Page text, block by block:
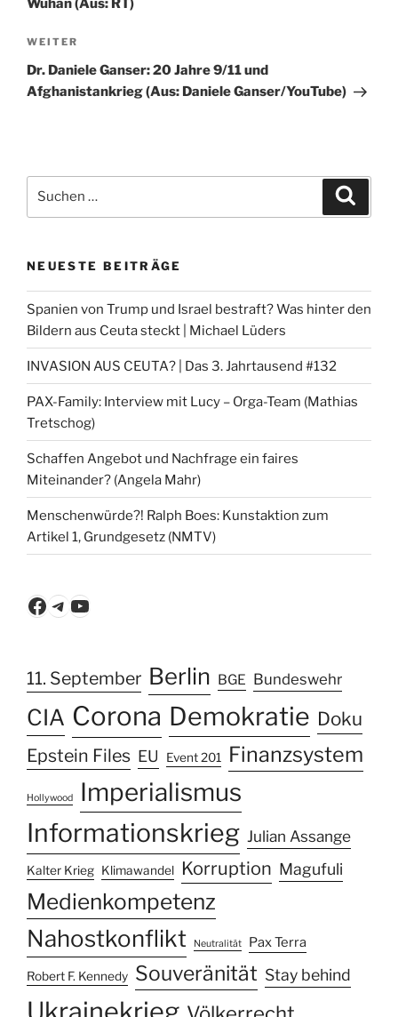
Wuhan (Aus: RT)
Nächster
Beitrag
WEITER
Dr. Daniele Ganser: 20 Jahre 9/11 und
Afghanistankrieg (Aus: Daniele Ganser/YouTube)
nach:
NEUESTE BEITRÄGE
Spanien von Trump und Israel bestraft? Was hinter den
Bildern aus Ceuta steckt | Michael Lüders
INVASION AUS CEUTA? | Das 3. Jahrtausend #132
PAX-Family: Interview mit Lucy – Orga-Team (Mathias
Tretschog)
Schaffen Angebot und Nachfrage ein faires
Miteinander? (Angela Mahr)
Menschenwürde?! Ralph Boes: Kunstaktion zum
Artikel 1, Grundgesetz (NMTV)
Facebook
Telegram
YouTube
11. September Berlin BGE Bundeswehr
CIA Corona Demokratie Doku
Epstein Files EU Event 201 Finanzsystem
Hollywood
Imperialismus
Informationskrieg Julian Assange
Kalter Krieg Klimawandel Korruption Magufuli
Medienkompetenz
Nahostkonflikt Neutralität Pax Terra
Robert F. Kennedy Souveränität Stay behind